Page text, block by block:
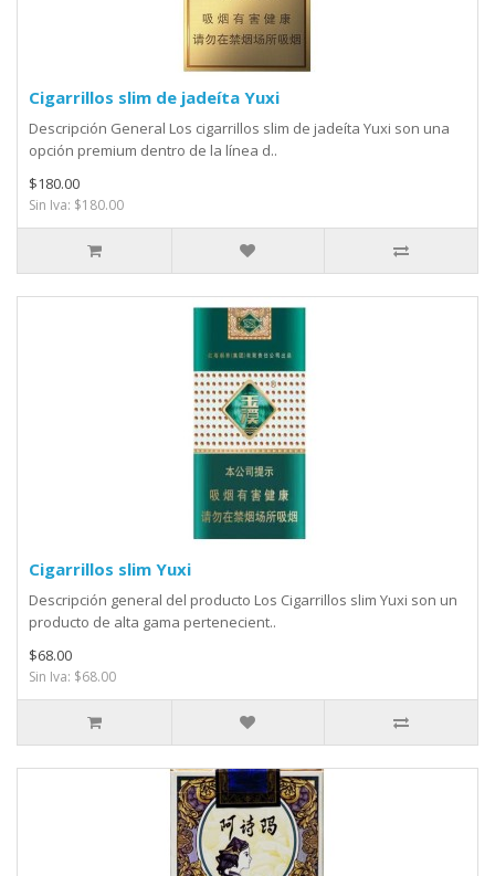
Cigarrillos slim de jadeíta Yuxi
Descripción General Los cigarrillos slim de jadeíta Yuxi son una
opción premium dentro de la línea d..
$180.00
Sin Iva: $180.00
Cigarrillos slim Yuxi
Descripción general del producto Los Cigarrillos slim Yuxi son un
producto de alta gama pertenecient..
$68.00
Sin Iva: $68.00